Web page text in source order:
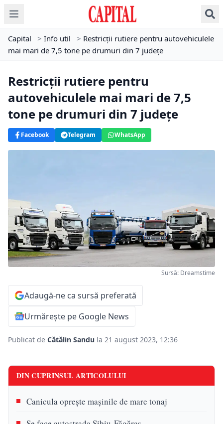
Capital > Info util > Restricţii rutiere pentru autovehiculele
mai mari de 7,5 tone pe drumuri din 7 judeţe
Restricţii rutiere pentru
autovehiculele mai mari de 7,5
tone pe drumuri din 7 judeţe
Facebook Telegram WhatsApp
Sursă: Dreamstime
Adaugă-ne ca sursă preferată
Urmărește pe Google News
Publicat de Cătălin Sandu la 21 august 2023, 12:36
DIN CUPRINSUL ARTICOLULUI
Canicula oprește mașinile de mare tonaj